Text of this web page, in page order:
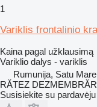
1
Variklis frontalinio
Kaina pagal užklausimą
Variklio dalys - variklis
Rumunija, Satu Mare
RĂTEZ
Susisiekite su pardavėju